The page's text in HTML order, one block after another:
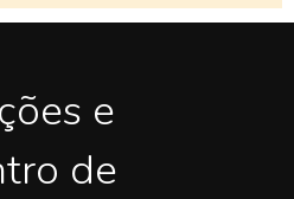
e
de